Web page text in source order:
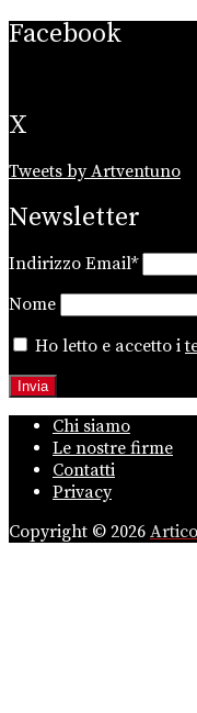
Facebook
X
Tweets by Artventuno
Newsletter
Indirizzo Email*
Nome
Ho letto e accetto i
Chi siamo
Le nostre firme
Contatti
Privacy
Copyright © 2026